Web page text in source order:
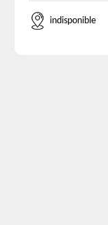
indisponible